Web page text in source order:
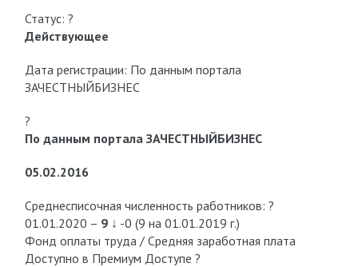
Статус: ?
Действующее
Дата регистрации: По данным портала
ЗАЧЕСТНЫЙБИЗНЕС
?
По данным портала ЗАЧЕСТНЫЙБИЗНЕС
05.02.2016
Среднесписочная численность работников: ?
01.01.2020 – 9 ↓ -0 (9 на 01.01.2019 г.)
Фонд оплаты труда / Средняя заработная плата
Доступно в Премиум Доступе ?